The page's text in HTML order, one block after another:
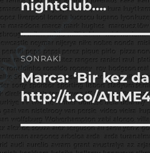
yazı:
nightclub….
SONRAKI
Sonraki
yazı:
Marca: ‘Bir kez
http://t.co/